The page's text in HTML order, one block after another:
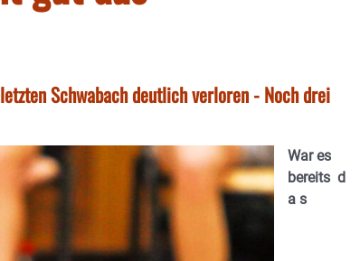
Schwabach deutlich verloren - Noch drei
War es
bereits d
a s